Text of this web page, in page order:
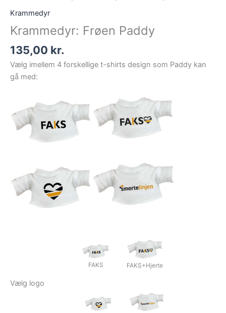
Krammedyr
Krammedyr: Frøen Paddy
135,00 kr.
Vælg imellem 4 forskellige t-shirts design som Paddy kan
gå med:
Vælg logo
FAKS FAKS+Hjerte